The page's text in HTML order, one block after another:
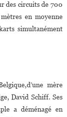
des circuits de 700
en moyenne
simultanément
mère
David Schiff. Ses
a déménagé en